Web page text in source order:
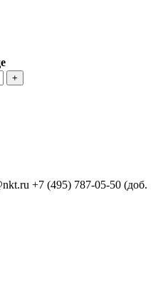
+
+7 (495) 787-05-50 (доб.